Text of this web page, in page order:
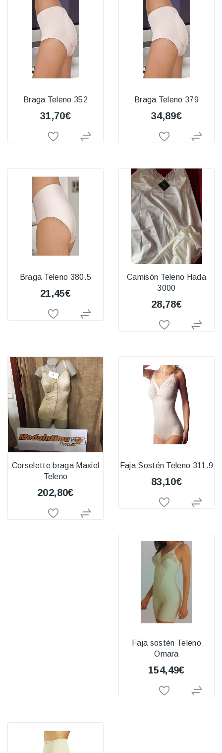
Braga Teleno 352
31,70€
Braga Teleno 379
34,89€
Braga Teleno 380.5
21,45€
Camisón Teleno Hada
3000
28,78€
Corselette braga Maxiel
Teleno
202,80€
Faja Sostén Teleno 311.9
83,10€
Faja sostén Teleno
Omara
154,49€